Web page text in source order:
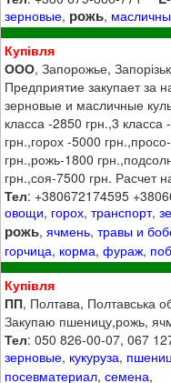
зерновые, рожь,
Купівля
ООО, Запорожье,
Предприятие закупает за
зерновые и масличные
класса -2850 грн.,3
грн.,горох -5000
грн.,рожь-1800
грн.,соя-7500 грн. Расчет
Тел: +380672174595
овощи, горох,транспорт,
рожь,ячмень,травы и
горчица, корма,фураж,
Купівля
ПП, Полтава, Полтавська
Закупаю пшеницу,рожь,
Тел: 050 826-00-07, 067
зерновые, кукуруза,
посевматериал,семена,